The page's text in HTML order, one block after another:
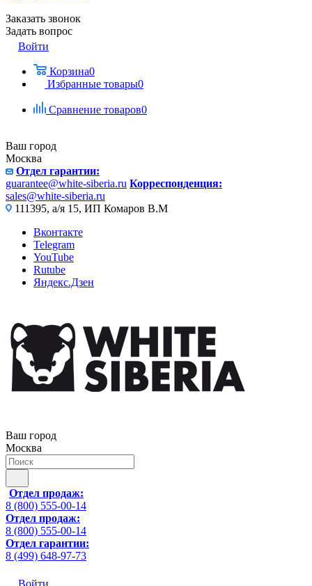
Заказать звонок
Задать вопрос
Войти
Корзина0
Избранные товары0
Сравнение товаров0
Ваш город
Москва
Отдел гарантии:
guarantee@white-siberia.ru Корреспонденция:
sales@white-siberia.ru
111395, а/я 15, ИП Комаров В.М
Вконтакте
Telegram
YouTube
Rutube
Яндекс.Дзен
Ваш город
Москва
Отдел продаж:
8 (800) 555-00-14
Отдел продаж:
8 (800) 555-00-14
Отдел гарантии:
8 (499) 648-97-73
Войти